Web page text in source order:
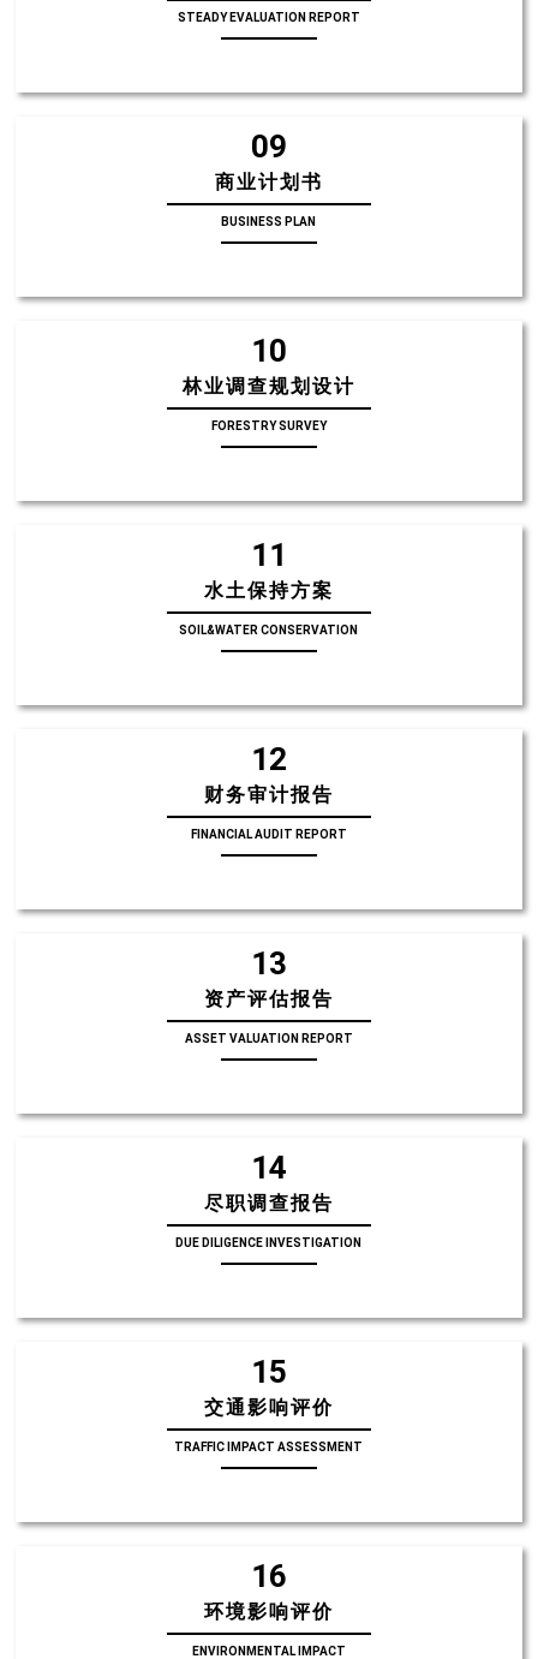
STEADY EVALUATION REPORT
09
商业计划书
BUSINESS PLAN
10
林业调查规划设计
FORESTRY SURVEY
11
水土保持方案
SOIL&WATER CONSERVATION
12
财务审计报告
FINANCIAL AUDIT REPORT
13
资产评估报告
ASSET VALUATION REPORT
14
尽职调查报告
DUE DILIGENCE INVESTIGATION
15
交通影响评价
TRAFFIC IMPACT ASSESSMENT
16
环境影响评价
ENVIRONMENTAL IMPACT